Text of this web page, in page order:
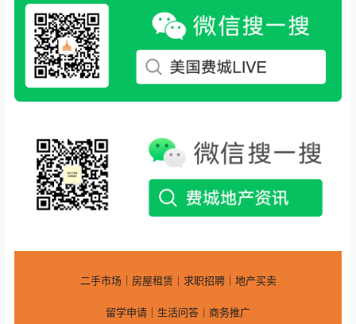
二手市场｜房屋租赁｜求职招聘｜地产买卖
留学申请｜生活问答｜商务推广